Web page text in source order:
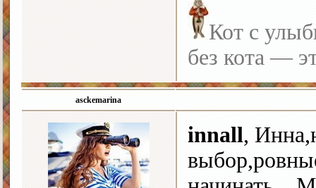
Кот с
без кота —
asckemarina
innall,